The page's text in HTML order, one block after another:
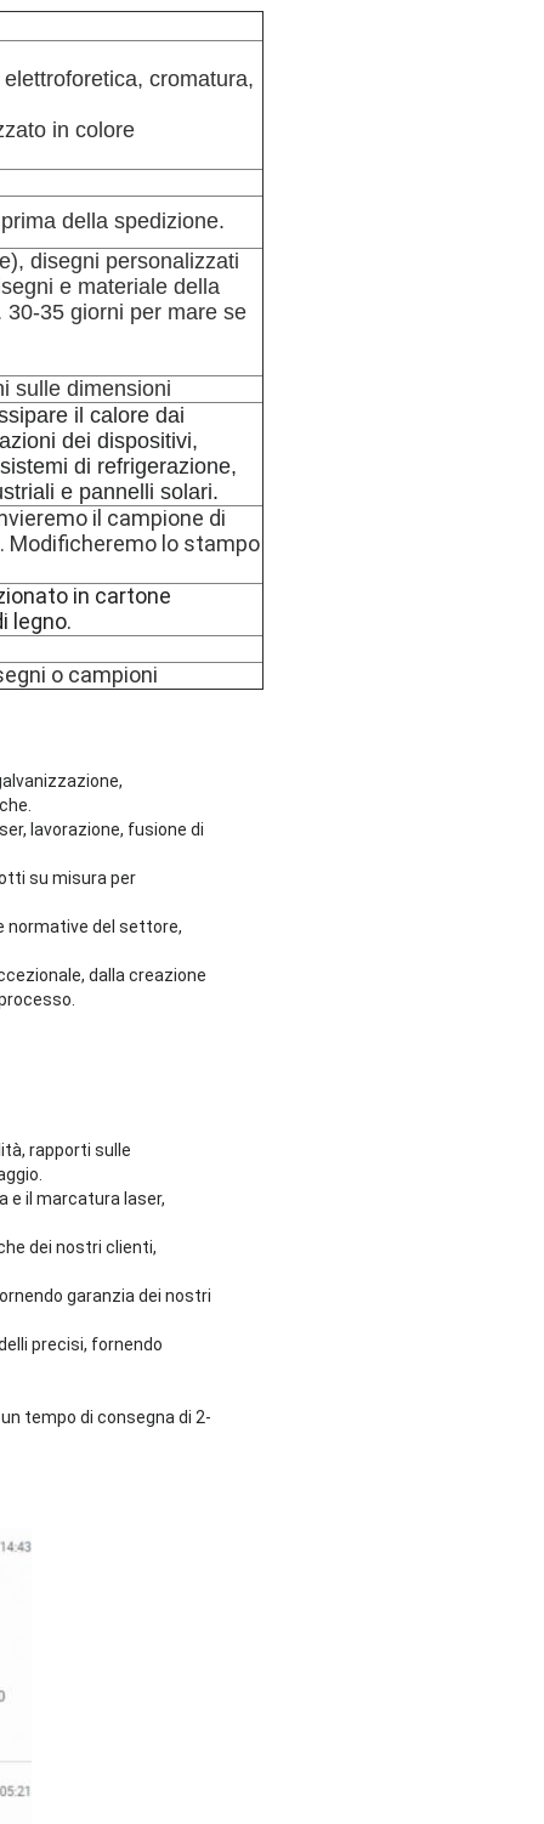
cromatura,
in colore
della spedizione.
disegni personalizzati
e materiale della
35 giorni per mare se
sulle dimensioni
il calore dai
dei dispositivi,
di refrigerazione,
e pannelli solari.
il campione di
Modificheremo lo stampo
in cartone
legno.
o campioni
lavorazione, fusione di
su misura per
normative del settore,
dalla creazione
rapporti sulle
e il marcatura laser,
dei nostri clienti,
garanzia dei nostri
precisi, fornendo
tempo di consegna di 2-